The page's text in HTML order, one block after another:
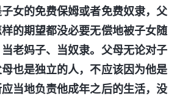
女的免费保姆或者免费奴隶，父
的期望都没必要无偿地被子女随
老妈子、当奴隶。父母无论对子
也是独立的人，不应该因为他是
当地负责他成年之后的生活，没